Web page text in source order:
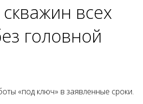
всех
головной
«под ключ» в заявленные сроки.